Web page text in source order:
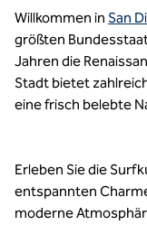
Willkommen in San
größten
Jahren die
Stadt bietet
eine frisch belebte
Erleben Sie die
entspannten
moderne